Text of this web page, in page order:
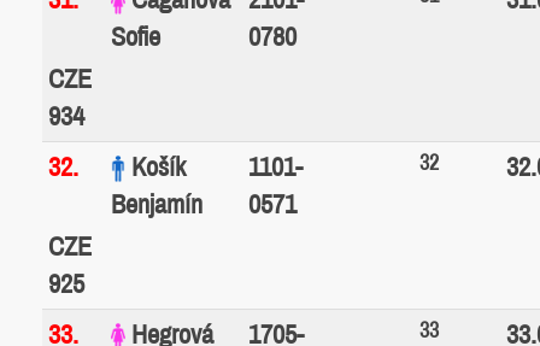
934
Sofie 0780
32.
925
Košík
Benjamín
1101-
0571
32
33.
Hegrová
1705-
33